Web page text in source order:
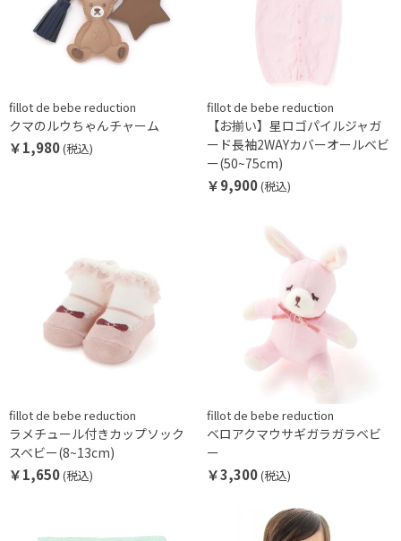
fillot de bebe reduction
クマのルウちゃんチャーム
￥1,980(税込)
fillot de bebe reduction
【お揃い】星ロゴパイルジャガ
ード長袖2WAYカバーオールベビ
ー(50~75cm)
￥9,900(税込)
fillot de bebe reduction
ラメチュール付きカップソック
スベビー(8~13cm)
￥1,650(税込)
fillot de bebe reduction
ベロアクマウサギガラガラベビ
ー
￥3,300(税込)